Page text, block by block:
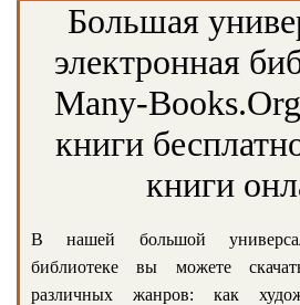
Большая
электронная
Many-
книги
книги
В нашей большой
библиотеке вы можете
различных жанров: как